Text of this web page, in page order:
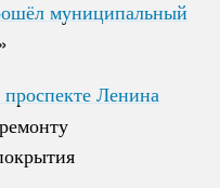
муниципальный
муниципальный
Ленина
Ленина